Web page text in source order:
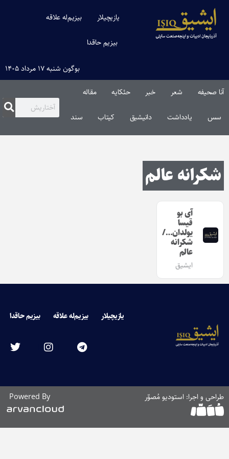
یازیچیلار بیزیم‌له علاقه
بیزیم حاقدا
بوگون شنبه ۱۷ مرداد ۱۴۰۵
آنا صحیفه شعر خبر حئکایه مقاله‌
سس یادداشت دانیشیق کیتاب سند
شکرانه عالم
آی بو
قیسا
یولدان…/
شکرانه
عالم
ایشیق
یازیچیلار بیزیم‌له علاقه بیزیم حاقدا
طراحی و اجرا: استودیو مُصوّر Powered By